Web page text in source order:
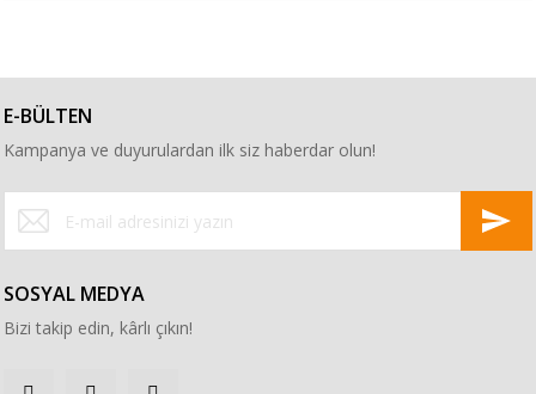
E-BÜLTEN
Kampanya ve duyurulardan ilk siz haberdar olun!
SOSYAL MEDYA
Bizi takip edin, kârlı çıkın!